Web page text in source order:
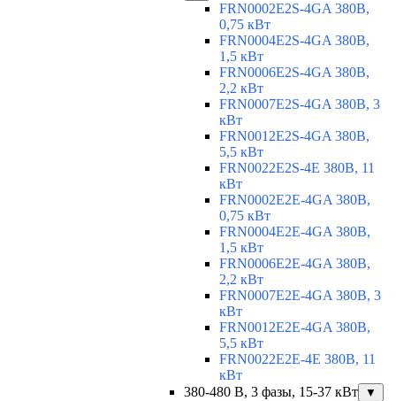
FRN0002E2S-4GA 380В,
0,75 кВт
FRN0004E2S-4GA 380В,
1,5 кВт
FRN0006E2S-4GA 380В,
2,2 кВт
FRN0007E2S-4GA 380В, 3
кВт
FRN0012E2S-4GA 380В,
5,5 кВт
FRN0022E2S-4E 380В, 11
кВт
FRN0002E2E-4GA 380В,
0,75 кВт
FRN0004E2E-4GA 380В,
1,5 кВт
FRN0006E2E-4GA 380В,
2,2 кВт
FRN0007E2E-4GA 380В, 3
кВт
FRN0012E2E-4GA 380В,
5,5 кВт
FRN0022E2E-4E 380В, 11
кВт
380-480 В, 3 фазы, 15-37 кВт
▼